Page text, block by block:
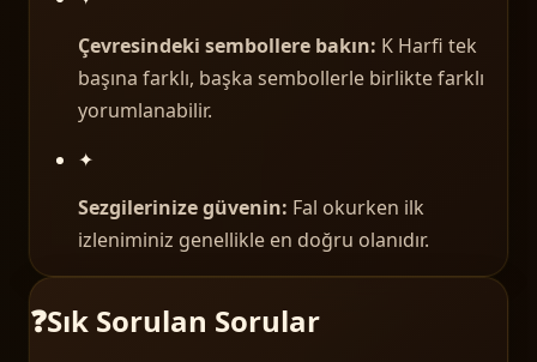
Çevresindeki sembollere bakın: K Harfi tek
başına farklı, başka sembollerle birlikte farklı
yorumlanabilir.
✦
Sezgilerinize güvenin: Fal okurken ilk
izleniminiz genellikle en doğru olanıdır.
❓Sık Sorulan Sorular